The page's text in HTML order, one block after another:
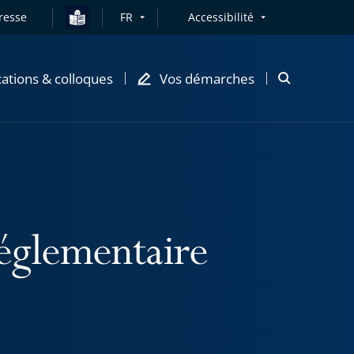
FR Accessibilité
& colloques Vos démarches
Ouvrir